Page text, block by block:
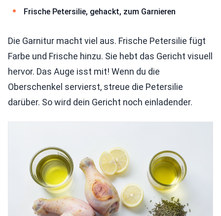
Frische Petersilie, gehackt, zum Garnieren
Die Garnitur macht viel aus. Frische Petersilie fügt
Farbe und Frische hinzu. Sie hebt das Gericht visuell
hervor. Das Auge isst mit! Wenn du die
Oberschenkel servierst, streue die Petersilie
darüber. So wird dein Gericht noch einladender.